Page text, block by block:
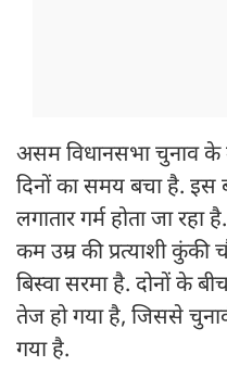
असम विधानसभा चुनाव
दिनों का समय बचा है. इस
लगातार गर्म होता जा
कम उम्र की प्रत्याशी कुंकी
बिस्वा सरमा है. दोनों के
तेज हो गया है, जिससे
गया है.